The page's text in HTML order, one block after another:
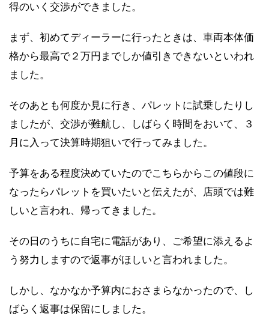
得のいく交渉ができました。
まず、初めてディーラーに行ったときは、車両本体価
格から最高で２万円までしか値引きできないといわれ
ました。
そのあとも何度か見に行き、パレットに試乗したりし
ましたが、交渉が難航し、しばらく時間をおいて、３
月に入って決算時期狙いで行ってみました。
予算をある程度決めていたのでこちらからこの値段に
なったらパレットを買いたいと伝えたが、店頭では難
しいと言われ、帰ってきました。
その日のうちに自宅に電話があり、ご希望に添えるよ
う努力しますので返事がほしいと言われました。
しかし、なかなか予算内におさまらなかったので、し
ばらく返事は保留にしました。